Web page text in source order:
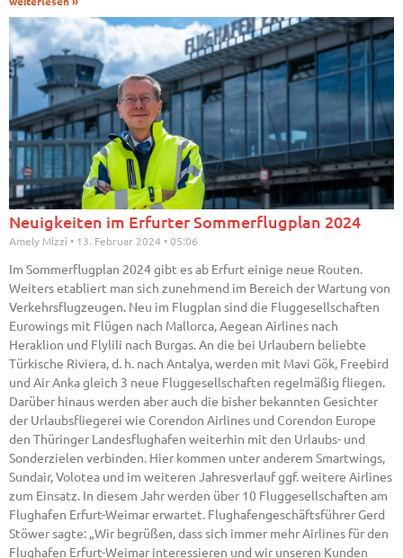
Neuigkeiten im Erfurter Sommerflugplan 2024
Amely Mizzi 13. Februar 2024 05:06
Im Sommerflugplan 2024 gibt es ab Erfurt einige neue Routen.
Weiters etabliert man sich zunehmend im Bereich der Wartung von
Verkehrsflugzeugen. Neu im Flugplan sind die Fluggesellschaften
Eurowings mit Flügen nach Mallorca, Aegean Airlines nach
Heraklion und Flylili nach Burgas. An die bei Urlaubern beliebte
Türkische Riviera, d. h. nach Antalya, werden mit Mavi Gök, Freebird
und Air Anka gleich 3 neue Fluggesellschaften regelmäßig fliegen.
Darüber hinaus werden aber auch die bisher bekannten Gesichter
der Urlaubsfliegerei wie Corendon Airlines und Corendon Europe
den Thüringer Landesflughafen weiterhin mit den Urlaubs- und
Sonderzielen verbinden. Hier kommen unter anderem Smartwings,
Sundair, Volotea und im weiteren Jahresverlauf ggf. weitere Airlines
zum Einsatz. In diesem Jahr werden über 10 Fluggesellschaften am
Flughafen Erfurt-Weimar erwartet. Flughafengeschäftsführer Gerd
Stöwer sagte: „Wir begrüßen, dass sich immer mehr Airlines für den
Flughafen Erfurt-Weimar interessieren und wir unseren Kunden